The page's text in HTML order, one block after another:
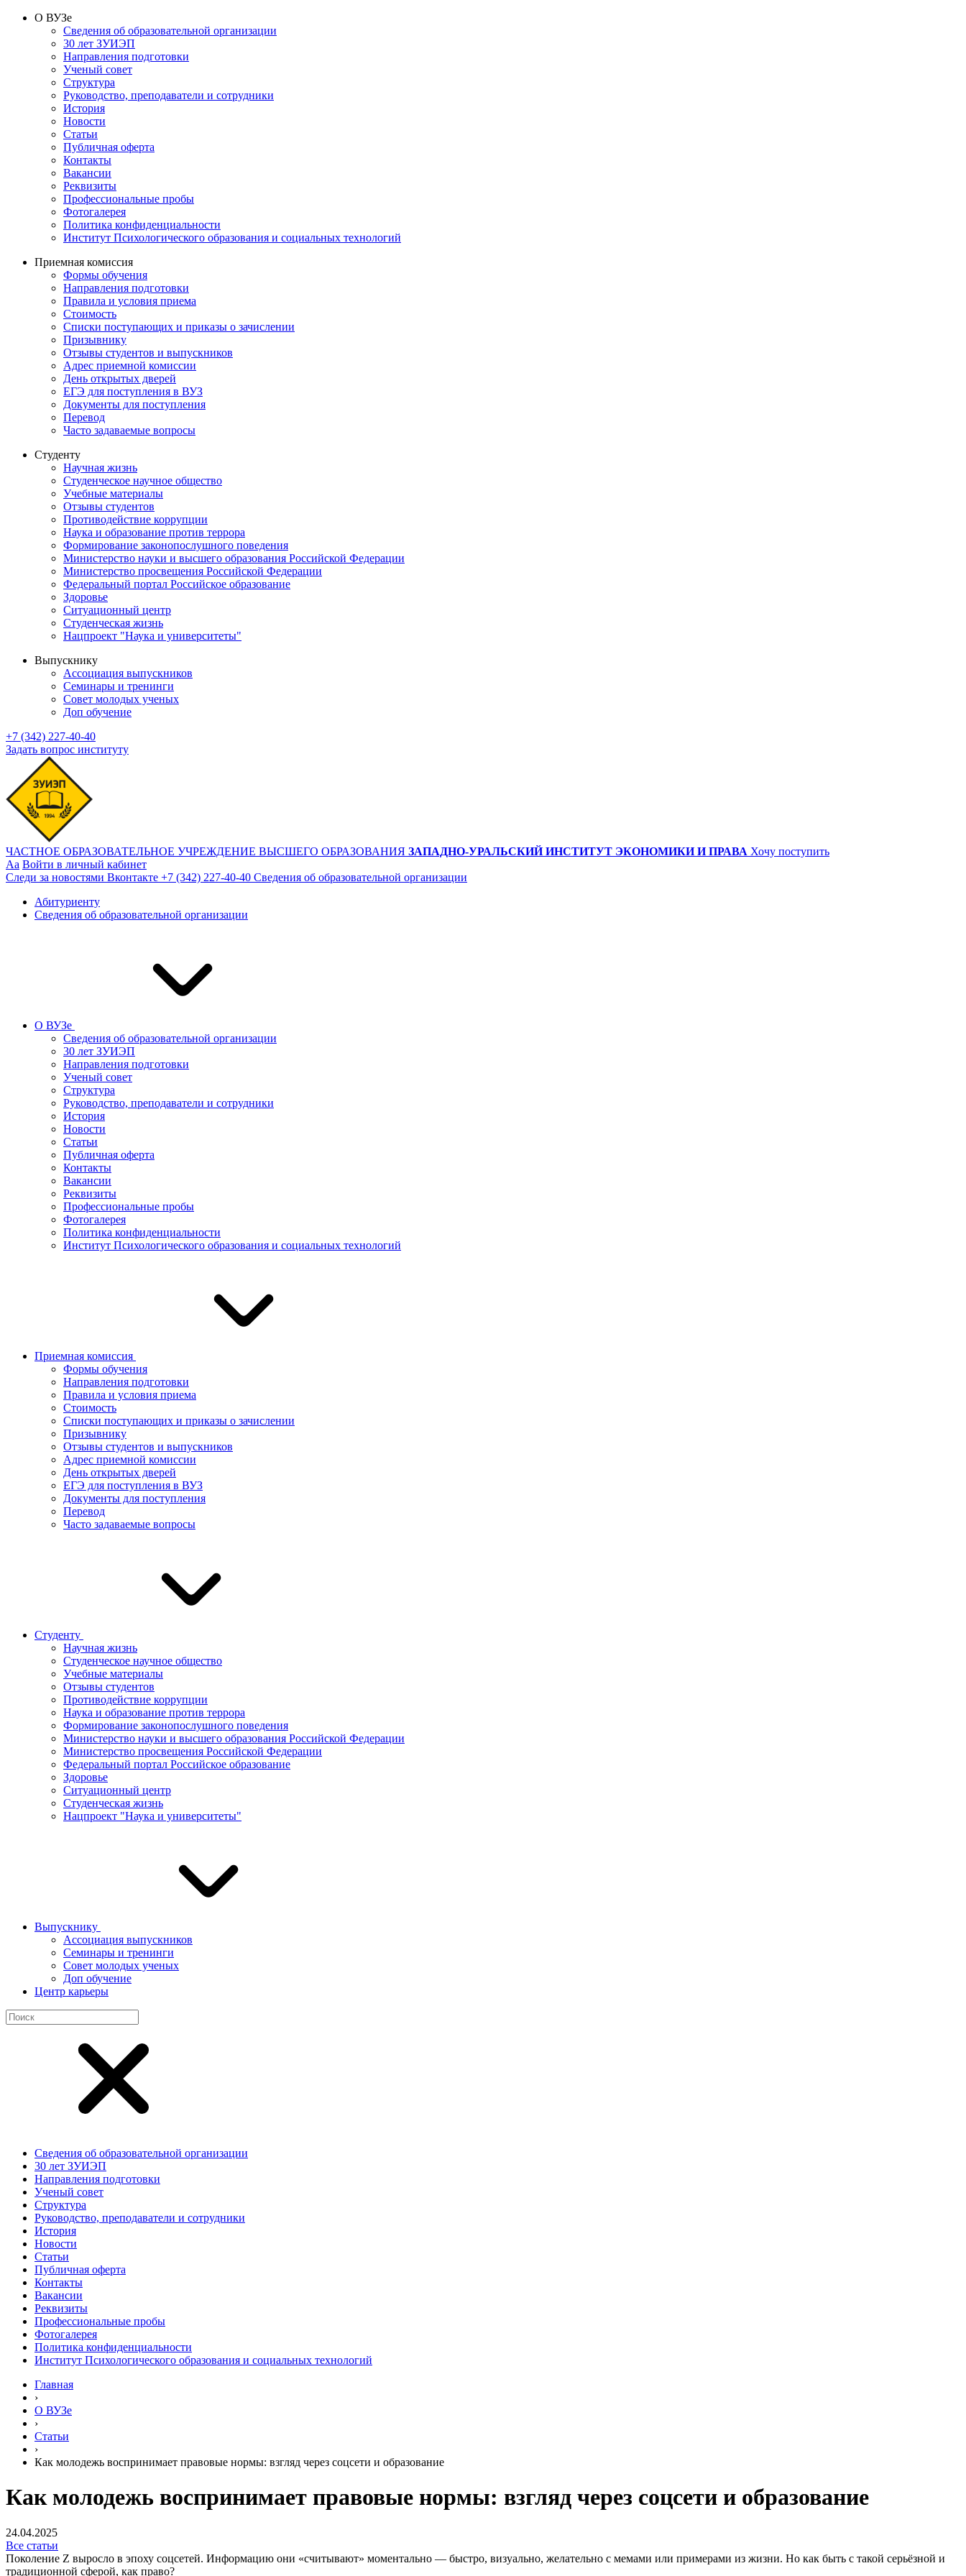
О ВУЗе
Сведения об образовательной организации
30 лет ЗУИЭП
Направления подготовки
Ученый совет
Структура
Руководство, преподаватели и сотрудники
История
Новости
Статьи
Публичная оферта
Контакты
Вакансии
Реквизиты
Профессиональные пробы
Фотогалерея
Политика конфиденциальности
Институт Психологического образования и социальных технологий
Приемная комиссия
Формы обучения
Направления подготовки
Правила и условия приема
Стоимость
Списки поступающих и приказы о зачислении
Призывнику
Отзывы студентов и выпускников
Адрес приемной комиссии
День открытых дверей
ЕГЭ для поступления в ВУЗ
Документы для поступления
Перевод
Часто задаваемые вопросы
Студенту
Научная жизнь
Студенческое научное общество
Учебные материалы
Отзывы студентов
Противодействие коррупции
Наука и образование против террора
Формирование законопослушного поведения
Министерство науки и высшего образования Российской Федерации
Министерство просвещения Российской Федерации
Федеральный портал Российское образование
Здоровье
Ситуационный центр
Студенческая жизнь
Нацпроект "Наука и университеты"
Выпускнику
Ассоциация выпускников
Семинары и тренинги
Совет молодых ученых
Доп обучение
+7 (342) 227-40-40
Задать вопрос институту
ЧАСТНОЕ ОБРАЗОВАТЕЛЬНОЕ УЧРЕЖДЕНИЕ ВЫСШЕГО ОБРАЗОВАНИЯ ЗАПАДНО-УРАЛЬСКИЙ ИНСТИТУТ ЭКОНОМИКИ И ПРАВА Хочу поступить
Aa Войти в личный кабинет
Следи за новостями Вконтакте +7 (342) 227-40-40 Сведения об образовательной организации
Абитуриенту
Сведения об образовательной организации
О ВУЗе
Сведения об образовательной организации
30 лет ЗУИЭП
Направления подготовки
Ученый совет
Структура
Руководство, преподаватели и сотрудники
История
Новости
Статьи
Публичная оферта
Контакты
Вакансии
Реквизиты
Профессиональные пробы
Фотогалерея
Политика конфиденциальности
Институт Психологического образования и социальных технологий
Приемная комиссия
Формы обучения
Направления подготовки
Правила и условия приема
Стоимость
Списки поступающих и приказы о зачислении
Призывнику
Отзывы студентов и выпускников
Адрес приемной комиссии
День открытых дверей
ЕГЭ для поступления в ВУЗ
Документы для поступления
Перевод
Часто задаваемые вопросы
Студенту
Научная жизнь
Студенческое научное общество
Учебные материалы
Отзывы студентов
Противодействие коррупции
Наука и образование против террора
Формирование законопослушного поведения
Министерство науки и высшего образования Российской Федерации
Министерство просвещения Российской Федерации
Федеральный портал Российское образование
Здоровье
Ситуационный центр
Студенческая жизнь
Нацпроект "Наука и университеты"
Выпускнику
Ассоциация выпускников
Семинары и тренинги
Совет молодых ученых
Доп обучение
Центр карьеры
Сведения об образовательной организации
30 лет ЗУИЭП
Направления подготовки
Ученый совет
Структура
Руководство, преподаватели и сотрудники
История
Новости
Статьи
Публичная оферта
Контакты
Вакансии
Реквизиты
Профессиональные пробы
Фотогалерея
Политика конфиденциальности
Институт Психологического образования и социальных технологий
Главная
›
О ВУЗе
›
Статьи
›
Как молодежь воспринимает правовые нормы: взгляд через соцсети и образование
Как молодежь воспринимает правовые нормы: взгляд через соцсети и образование
24.04.2025
Все статьи
Поколение Z выросло в эпоху соцсетей. Информацию они «считывают» моментально — быстро, визуально, желательно с мемами или примерами из жизни. Но как быть с такой серьёзной и
традиционной сферой, как право?